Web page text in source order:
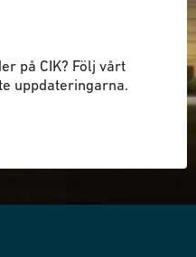
på CIK? Följ vårt
uppdateringarna.